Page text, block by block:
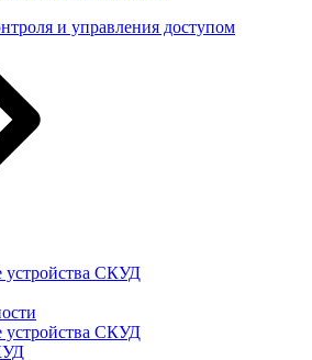
и управления доступом
устройства СКУД
устройства СКУД